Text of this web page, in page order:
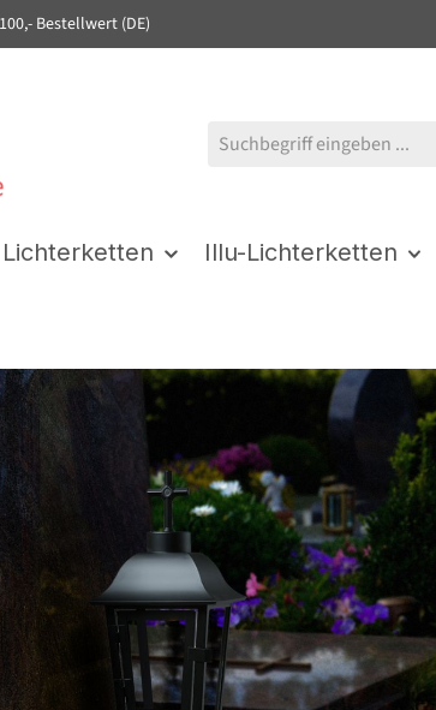
springen
Bestellwert (DE)
Lichterketten Illu-Lichterketten